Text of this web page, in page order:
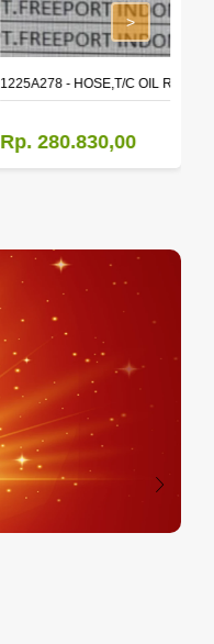
1225A278 - HOSE,T/C OIL
Rp. 280.830,00
>